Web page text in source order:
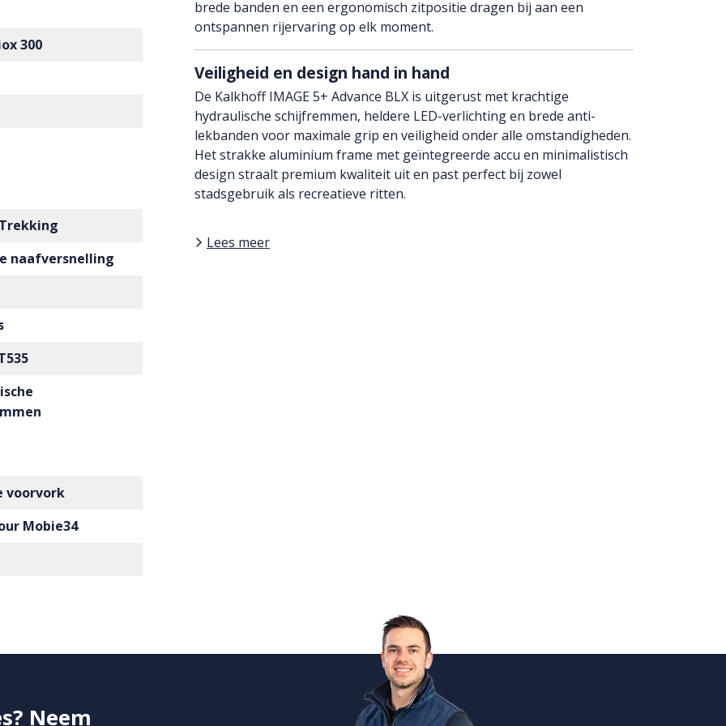
300
naafversnelling
voorvork
Mobie34
brede banden en een ergonomisch zitpositie dragen bij aan een
ontspannen rijervaring op elk moment.
Veiligheid en design hand in hand
De Kalkhoff IMAGE 5+ Advance BLX is uitgerust met krachtige
hydraulische schijfremmen, heldere LED-verlichting en brede anti-
lekbanden voor maximale grip en veiligheid onder alle omstandigheden.
Het strakke aluminium frame met geïntegreerde accu en minimalistisch
design straalt premium kwaliteit uit en past perfect bij zowel
stadsgebruik als recreatieve ritten.
Lees meer
Neem